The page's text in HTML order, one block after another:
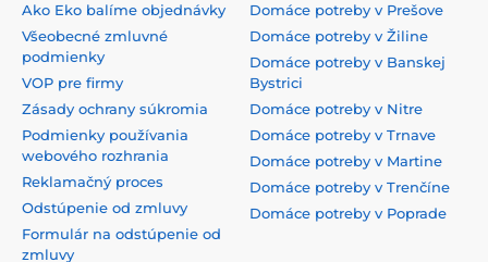
Ako Eko balíme objednávky
Všeobecné zmluvné
podmienky
VOP pre firmy
Zásady ochrany súkromia
Podmienky používania
webového rozhrania
Reklamačný proces
Odstúpenie od zmluvy
Formulár na odstúpenie od
zmluvy
Domáce potreby v Prešove
Domáce potreby v Žiline
Domáce potreby v Banskej
Bystrici
Domáce potreby v Nitre
Domáce potreby v Trnave
Domáce potreby v Martine
Domáce potreby v Trenčíne
Domáce potreby v Poprade